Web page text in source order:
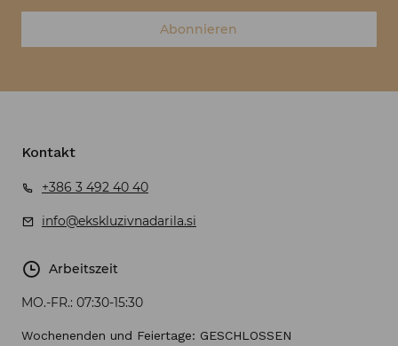
Abonnieren
Kontakt
+386 3 492 40 40
info@ekskluzivnadarila.si
Arbeitszeit
MO.-FR.: 07:30-15:30
Wochenenden und Feiertage: GESCHLOSSEN